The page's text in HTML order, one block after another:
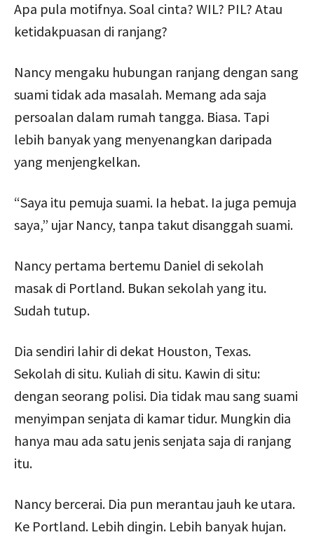
Apa pula motifnya. Soal cinta? WIL? PIL? Atau
ketidakpuasan di ranjang?
Nancy mengaku hubungan ranjang dengan sang
suami tidak ada masalah. Memang ada saja
persoalan dalam rumah tangga. Biasa. Tapi
lebih banyak yang menyenangkan daripada
yang menjengkelkan.
“Saya itu pemuja suami. Ia hebat. Ia juga pemuja
saya,” ujar Nancy, tanpa takut disanggah suami.
Nancy pertama bertemu Daniel di sekolah
masak di Portland. Bukan sekolah yang itu.
Sudah tutup.
Dia sendiri lahir di dekat Houston, Texas.
Sekolah di situ. Kuliah di situ. Kawin di situ:
dengan seorang polisi. Dia tidak mau sang suami
menyimpan senjata di kamar tidur. Mungkin dia
hanya mau ada satu jenis senjata saja di ranjang
itu.
Nancy bercerai. Dia pun merantau jauh ke utara.
Ke Portland. Lebih dingin. Lebih banyak hujan.